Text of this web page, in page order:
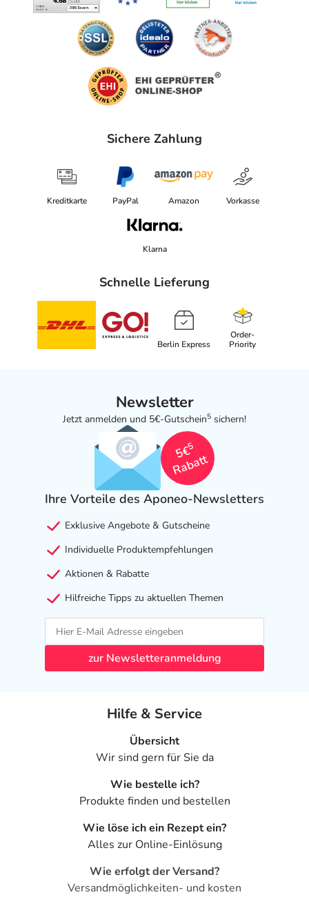
Sichere Zahlung
Kreditkarte PayPal Amazon Vorkasse
Klarna
Schnelle Lieferung
Berlin Express
Order-
Priority
Newsletter
Jetzt anmelden und 5€-Gutschein5 sichern!
5€
5
Rabatt
Ihre Vorteile des Aponeo-Newsletters
Exklusive Angebote & Gutscheine
Individuelle Produktempfehlungen
Aktionen & Rabatte
Hilfreiche Tipps zu aktuellen Themen
zur Newsletteranmeldung
Hilfe & Service
Übersicht
Wir sind gern für Sie da
Wie bestelle ich?
Produkte finden und bestellen
Wie löse ich ein Rezept ein?
Alles zur Online-Einlösung
Wie erfolgt der Versand?
Versandmöglichkeiten- und kosten